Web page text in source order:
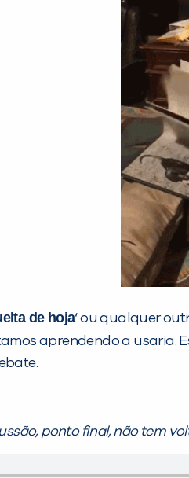
de hoja‘ ou qualquer
aprendendo a usaria.
ponto final, não tem